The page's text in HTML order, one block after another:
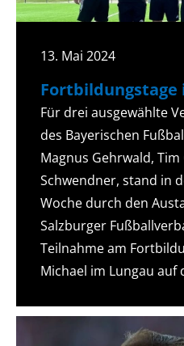
13. Mai 2024
Fortbildungstage
Für drei ausgewählte
des Bayerischen
Magnus Gehrwald,
Schwendner, stand in
Woche durch den
Salzburger
Teilnahme am
Michael im Lungau auf